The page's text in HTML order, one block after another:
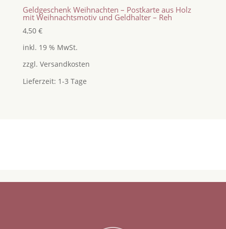
Geldgeschenk Weihnachten – Postkarte aus Holz
mit Weihnachtsmotiv und Geldhalter – Reh
4,50 €
inkl. 19 % MwSt.
zzgl. Versandkosten
Lieferzeit: 1-3 Tage